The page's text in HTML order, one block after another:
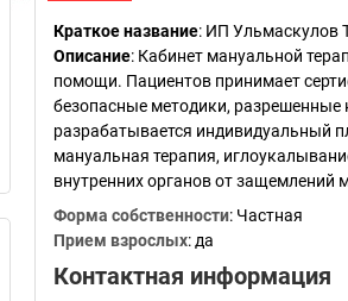
Краткое название: ИП Ульмаскулов
Описание: Кабинет мануальной
помощи. Пациентов принимает
безопасные методики,
разрабатывается индивидуальный
мануальная терапия,
внутренних органов от защемлений
Форма собственности: Частная
Прием взрослых: да
Контактная информация